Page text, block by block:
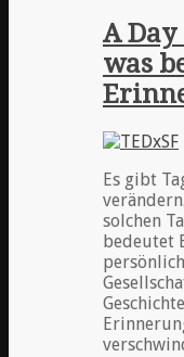
A Day
was
Es gibt
solchen
bedeutet